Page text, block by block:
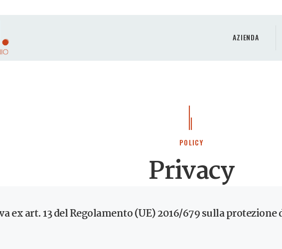
AZIENDA
POLICY
Privacy
ex art. 13 del Regolamento (UE) 2016/679 sulla protezione